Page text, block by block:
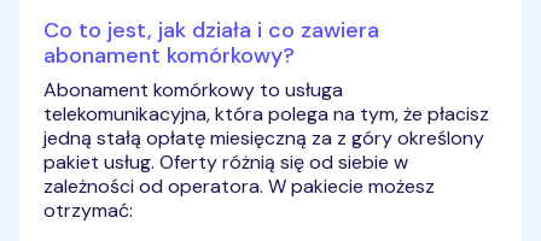
Co to jest, jak działa i co zawiera
abonament komórkowy?
Abonament komórkowy to usługa
telekomunikacyjna, która polega na tym, że płacisz
jedną stałą opłatę miesięczną za z góry określony
pakiet usług. Oferty różnią się od siebie w
zależności od operatora. W pakiecie możesz
otrzymać: